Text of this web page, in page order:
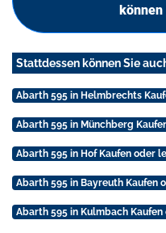
Stattdessen können Sie
Abarth 595 in Helmbrechts
Abarth 595 in Münchberg
Abarth 595 in Hof Kaufen oder
Abarth 595 in Bayreuth Kaufen
Abarth 595 in Kulmbach Kaufen